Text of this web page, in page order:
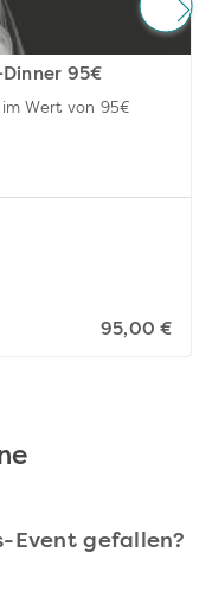
95€
Wert von 95€
95,00 €
Event gefallen?